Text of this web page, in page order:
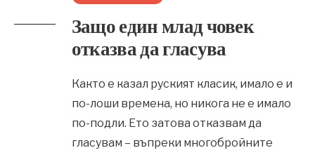
Защо един млад човек
отказва да гласува
Както е казал руският класик, имало е и
по-лоши времена, но никога не е имало
по-подли. Ето затова отказвам да
гласувам – въпреки многобройните